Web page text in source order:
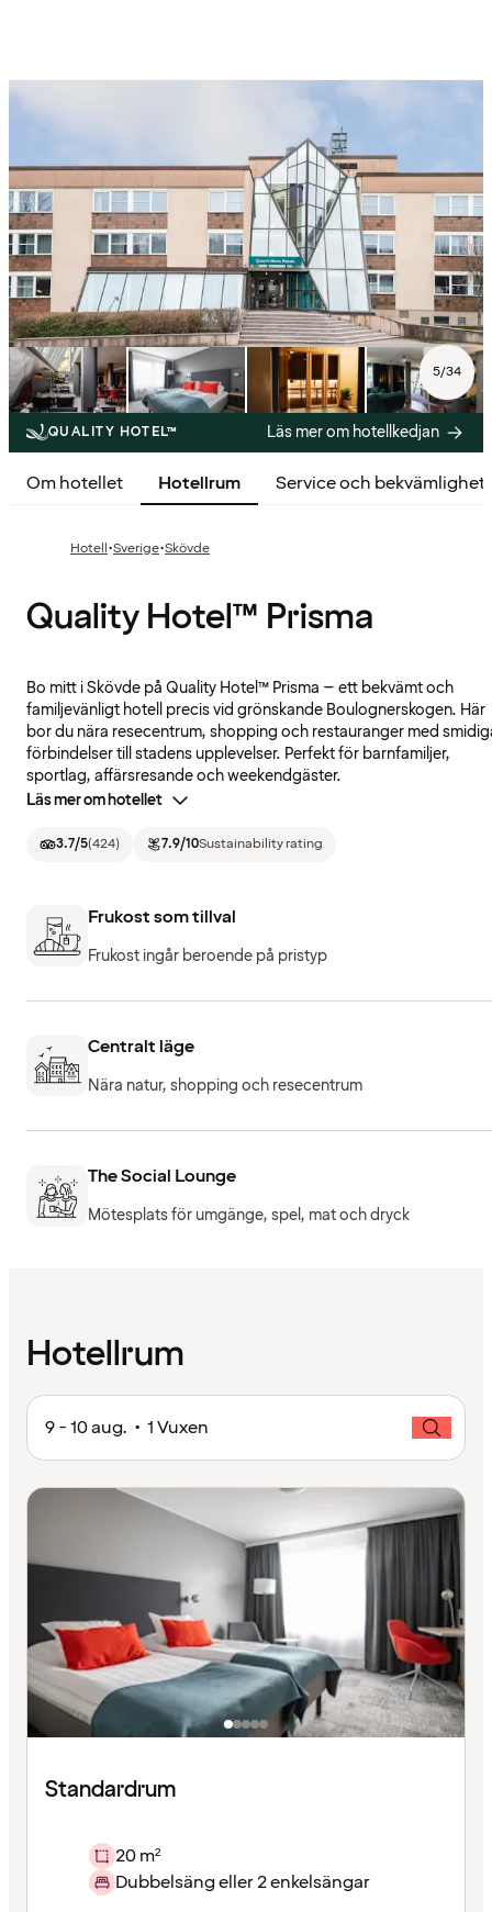
5/34
QUALITY HOTEL™ Läs mer om hotellkedjan
Om hotellet Hotellrum Service och
Hotell·Sverige·Skövde
Quality Hotel™ Prisma
Bo mitt i Skövde på Quality Hotel™ Prisma – ett bekvämt och
familjevänligt hotell precis vid grönskande Boulognerskogen. Här
bor du nära resecentrum, shopping och restauranger med
förbindelser till stadens upplevelser. Perfekt för barnfamiljer,
sportlag, affärsresande och weekendgäster.
Läs mer om hotellet
3.7/5(424) 7.9/10Sustainability rating
Frukost som tillval
Frukost ingår beroende på pristyp
Centralt läge
Nära natur, shopping och resecentrum
The Social Lounge
Mötesplats för umgänge, spel, mat och dryck
Hotellrum
9 - 10 aug. • 1 Vuxen
Standardrum
20 m²
Dubbelsäng eller 2 enkelsängar